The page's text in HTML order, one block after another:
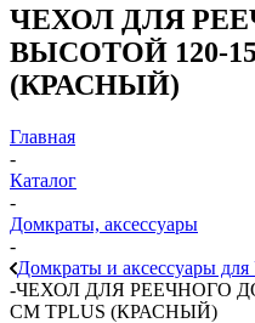
ЧЕХОЛ ДЛЯ
ВЫСОТОЙ 120-
(КРАСНЫЙ)
Главная
-
Каталог
-
Домкраты, аксессуары
-
Домкраты и аксессуары
-ЧЕХОЛ ДЛЯ РЕЕЧНОГО
СМ TPLUS (КРАСНЫЙ)